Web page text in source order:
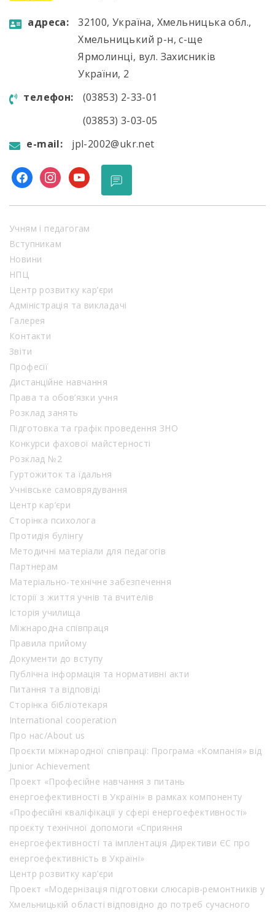
aдресa:
32100, Україна, Хмельницька обл.,
Хмельницький р-н, с-ще
Ярмолинці, вул. Захисників
України, 2
телефон:
(03853) 2-33-01
(03853) 3-03-05
e-mail:
jpl-2002@ukr.net
facebookinstagram
youtube
Учням і педагогам
Вступникам
Новини
НПЦ
Центр розвитку кар’єри
Адміністрація та викладачі
Галерея
Контакти
Звіти
Професії
Дистанційне навчання
Права та обов’язки учня
Розклад занять
Підготовка та графік проведення ЗНО
Конкурси фахової майстерності
Розклад №2
Гуртожиток та їдальня
Учнівське самоврядування
Центр кар’єри
Сторінка психолога
Протидія булінгу
Методичні матеріали для педагогів
Партнерам
Матеріально-технічне забезпечення
Історії з життя учнів та вчителів
Історія училища
Міжнародна співпраця
Правила прийому
Документи до вступу
Публічна інформація та нормативні акти
Питання та відповіді
Сторінка бібліотекаря
International cooperation
Про нас/About us
Проєкти міжнародної співпраці: Програма «Компанія» від
Junior Achievement
Проект «Професійне навчання з питань
енергоефективності в Україні» в рамках компоненту
«Професійні кваліфікації у сфері енергоефективності»
проєкту технічної допомоги «Сприяння
енергоефективності та імплентація Директиви ЄС про
енергоефективність в Україні»
Центр розвитку кар’єри
Проект «Модернізація підготовки слюсарів-ремонтників у
Хмельницькій області відповідно до потреб сучасного